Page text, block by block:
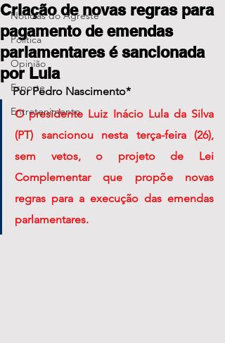
Notícias do Agreste
Política
Opinião
Esporte
Entretenimento
Criação de novas regras para
pagamento de emendas
parlamentares é sancionada
por Lula
Por Pedro Nascimento*
O presidente Luiz Inácio Lula da Silva
(PT) sancionou nesta terça-feira (26),
sem vetos, o projeto de Lei
Complementar que propõe novas
regras para a execução das emendas
parlamentares.